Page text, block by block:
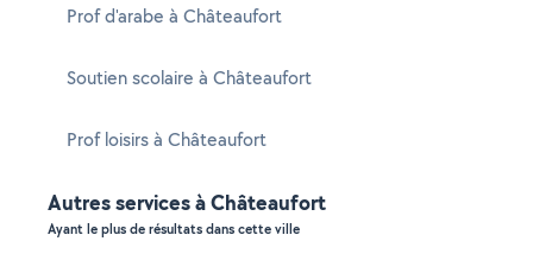
Prof d'arabe à Châteaufort
Soutien scolaire à Châteaufort
Prof loisirs à Châteaufort
Autres services à Châteaufort
Ayant le plus de résultats dans cette ville